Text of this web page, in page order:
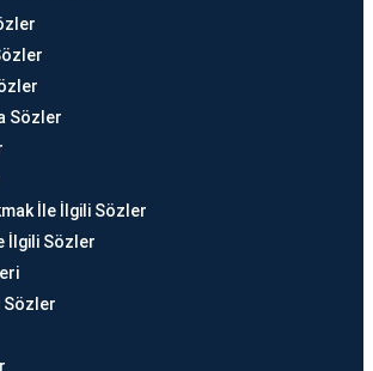
Sözler
İle İlgili Sözler
İlgili Sözler
Sözler